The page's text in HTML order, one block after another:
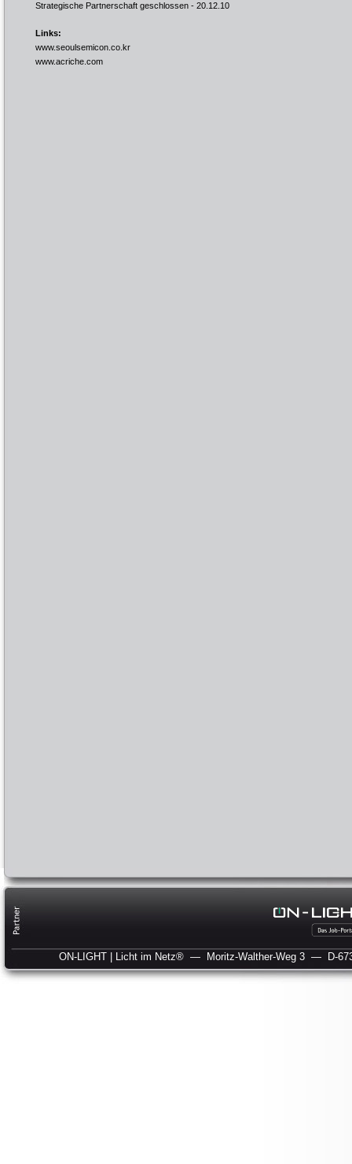
Strategische Partnerschaft geschlossen - 20.12.10
Links:
www.seoulsemicon.co.kr
www.acriche.com
ON-LIGHT | Licht im Netz® — Moritz-Walther-Weg 3 — D-